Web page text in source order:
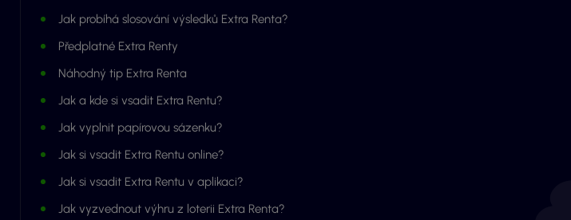
Jak probíhá slosování výsledků Extra Renta?
Předplatné Extra Renty
Náhodný tip Extra Renta
Jak a kde si vsadit Extra Rentu?
Jak vyplnit papírovou sázenku?
Jak si vsadit Extra Rentu online?
Jak si vsadit Extra Rentu v aplikaci?
Jak vyzvednout výhru z loterii Extra Renta?